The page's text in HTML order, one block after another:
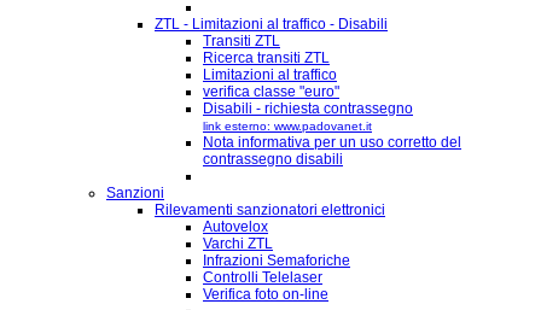
ZTL - Limitazioni al traffico - Disabili
Transiti ZTL
Ricerca transiti ZTL
Limitazioni al traffico
verifica classe "euro"
Disabili - richiesta contrassegno
link esterno: www.padovanet.it
Nota informativa per un uso corretto del
contrassegno disabili
Sanzioni
Rilevamenti sanzionatori elettronici
Autovelox
Varchi ZTL
Infrazioni Semaforiche
Controlli Telelaser
Verifica foto on-line